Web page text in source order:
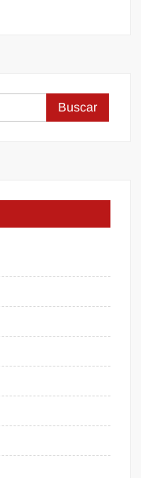
Buscar: